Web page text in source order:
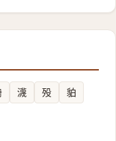
瀎 殁
貃